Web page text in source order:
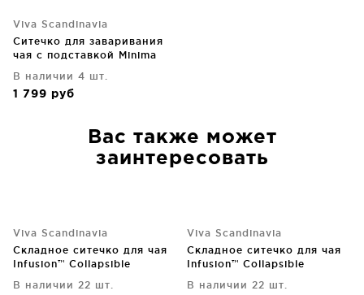
Viva Scandinavia
Ситечко для заваривания
чая с подставкой Minima
В наличии 4 шт.
1 799 руб
Вас также может
заинтересовать
Viva Scandinavia
Складное ситечко для чая
Infusion™ Collapsible
В наличии 22 шт.
Viva Scandinavia
Складное ситечко для чая
Infusion™ Collapsible
В наличии 22 шт.